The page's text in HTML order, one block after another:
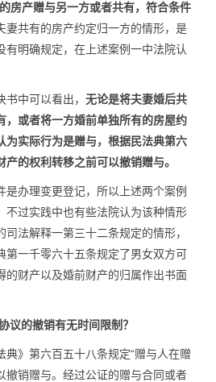
房产赠与另一方或者共有，符合条件
妻共有的房产约定归一方的情形，是
有明确规定，在上述案例一中法院认
中可以看出， 无论是将夫妻婚后共
，或者将一方婚前单独所有的房屋约
为实际行为是赠与，根据民法典第六
的权利转移之前可以撤销赠与。
是办理变更登记，所以上述两个案例
不过实践中也有些法院认为该种情形
法解释一第三十二条规定的情形，
第一千零六十五条规定了男女双方可
的财产以及婚前财产的归属作出书面
议的撤销有无时间限制？
典》第六百五十八条规定“赠与人在赠
撤销赠与。经过公证的赠与合同或者